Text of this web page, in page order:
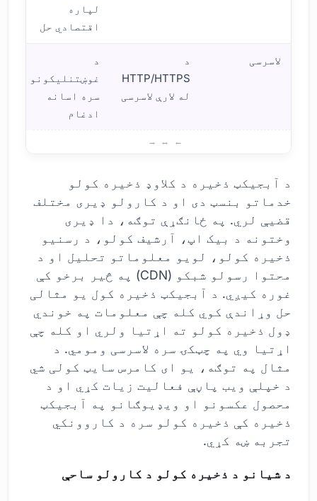
لپاره
اقتصادي حل
لاسرسی
د
HTTP/HTTPS
له لارې لاسرسی
د
غوښتنلیکونو
سره اسانه
ادغام
د آبجیکټ ذخیره د کلاوډ ذخیره کولو
خدماتو بنسټ دی او د کارولو ډیری مختلف
قضیې لري. په ځانګړې توګه، دا ډیری
وختونه د بیک اپ، آرشیف کولو، د رسنیو
ذخیره کولو، لویو معلوماتو تحلیل او د
محتوا رسولو شبکو (CDN) په څیر برخو کې
غوره کیږي. د آبجیکټ ذخیره کول یو مثالی
حل وړاندې کوي کله چې معلومات په خوندي
ډول ذخیره کولو ته اړتیا ولري او کله چې
اړتیا وي په چټکۍ سره لاسرسی ومومي. د
مثال په توګه، یو ای کامرس سایټ کولی شي
د خپلې ویب پاڼې فعالیت زیات کړي او د
محصول عکسونو او ویډیوګانو په آبجیکټ
ذخیره کې ذخیره کولو سره د کاروونکي
تجربه ښه کړي.
د شیانو د ذخیره کولو د کارولو ساحې